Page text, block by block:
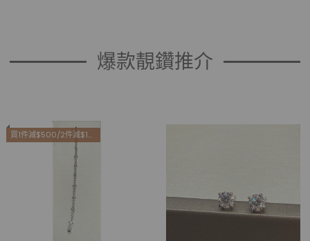
爆款靚鑽推介
買1件減$500/2件減$1500/3件減$3000/4件減$4000/5件減$5500/6件減$6800